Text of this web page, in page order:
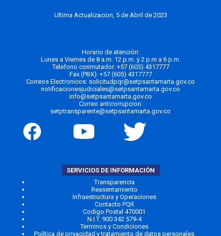
Ultima Actualizacion, 5 de Abril de 2023
Horario de atención:
Lunes a Viernes de 8 a.m. 12 p.m. y 2 p.m a 6 p.m.
Telefono conmutador: +57 (605) 4317777
Fax (PBX): +57 (605) 4317777
Correos Electronicos: solicitudpqr@setpsantamarta.gov.co
notificacionesjudiciales@setpsantamarta.gov.co
info@setpsantamarta.gov.co
Correo anticorrupcion:
setptransparente@setpsantamarta.gov.co
SERVICIOS DE INFORMACIÓN
Transparencia
Reasentamiento
Infraestructura y Operaciones
Contacto PQR
Codigo Postal 470001
N.I.T. 900 342 579-4
Terminos y Condiciones
Política de privacidad y tratamiento de datos personales